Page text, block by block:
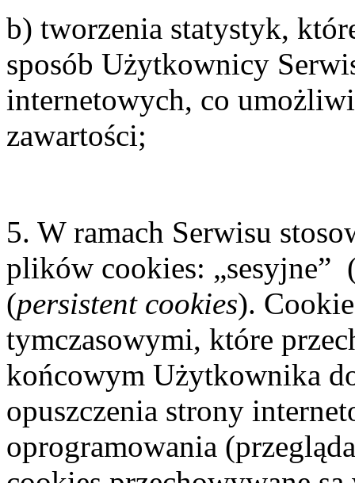
b) tworzenia statystyk,
sposób Użytkownicy
internetowych, co
zawartości;
5. W ramach Serwisu
plików cookies: „sesyjne”
(persistent cookies).
tymczasowymi, które
końcowym Użytkownika
opuszczenia strony
oprogramowania